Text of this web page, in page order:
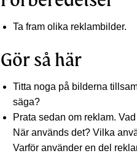
Ta fram olika reklambilder.
Gör så här
Titta noga på bilderna
säga?
Prata sedan om reklam.
När används det? Vilka
Varför använder en del